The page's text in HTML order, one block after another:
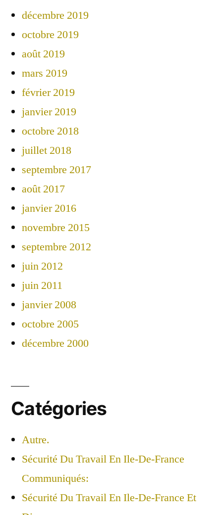
décembre 2019
octobre 2019
août 2019
mars 2019
février 2019
janvier 2019
octobre 2018
juillet 2018
septembre 2017
août 2017
janvier 2016
novembre 2015
septembre 2012
juin 2012
juin 2011
janvier 2008
octobre 2005
décembre 2000
Catégories
Autre.
Sécurité Du Travail En Ile-De-France
Communiqués:
Sécurité Du Travail En Ile-De-France Et